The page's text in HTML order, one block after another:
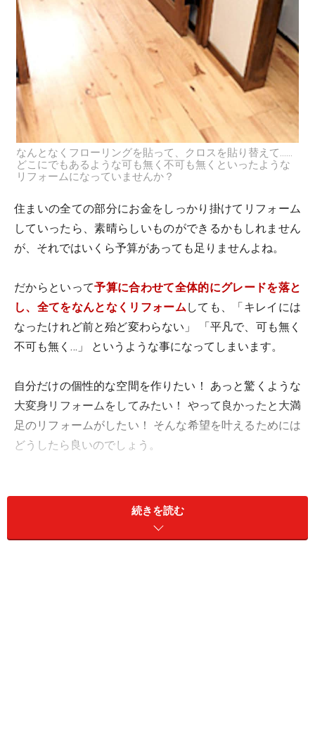
なんとなくフローリングを貼って、クロスを貼り替えて……
どこにでもあるような可も無く不可も無くといったような
リフォームになっていませんか？
住まいの全ての部分にお金をしっかり掛けてリフォーム
していったら、素晴らしいものができるかもしれません
が、それではいくら予算があっても足りませんよね。
だからといって予算に合わせて全体的にグレードを落と
し、全てをなんとなくリフォームしても、「キレイには
なったけれど前と殆ど変わらない」 「平凡で、可も無く
不可も無く…」 というような事になってしまいます。
自分だけの個性的な空間を作りたい！ あっと驚くような
大変身リフォームをしてみたい！ やって良かったと大満
足のリフォームがしたい！ そんな希望を叶えるためには
どうしたら良いのでしょう。
一箇所だけでも大満足！ 秘訣はポイントを
続きを読む